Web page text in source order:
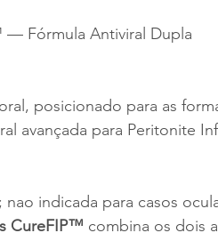
— Fórmula Antiviral Dupla
posicionado para as
avançada para Peritonite
nao indicada para casos
CureFIP™ combina os dois